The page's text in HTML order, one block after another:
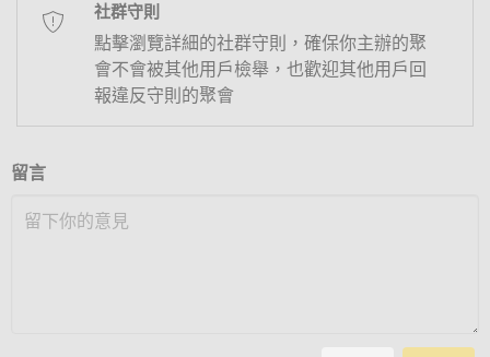
社群守則
點擊瀏覽詳細的社群守則，確保你主辦的聚
會不會被其他用戶檢舉，也歡迎其他用戶回
報違反守則的聚會
留言